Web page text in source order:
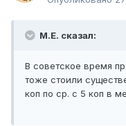
М.Е. сказал:
В советское время
тоже стоили
коп по ср. с 5 коп в